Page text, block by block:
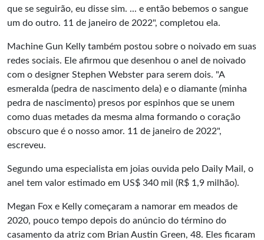
que se seguirão, eu disse sim. ... e então bebemos o sangue
um do outro. 11 de janeiro de 2022", completou ela.
Machine Gun Kelly também postou sobre o noivado em suas
redes sociais. Ele afirmou que desenhou o anel de noivado
com o designer Stephen Webster para serem dois. "A
esmeralda (pedra de nascimento dela) e o diamante (minha
pedra de nascimento) presos por espinhos que se unem
como duas metades da mesma alma formando o coração
obscuro que é o nosso amor. 11 de janeiro de 2022",
escreveu.
Segundo uma especialista em joias ouvida pelo Daily Mail, o
anel tem valor estimado em US$ 340 mil (R$ 1,9 milhão).
Megan Fox e Kelly começaram a namorar em meados de
2020, pouco tempo depois do anúncio do término do
casamento da atriz com Brian Austin Green, 48. Eles ficaram